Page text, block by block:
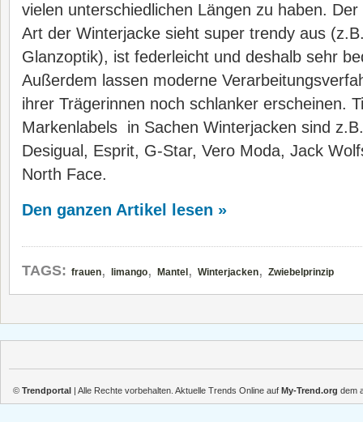
vielen unterschiedlichen Längen zu haben.
Art der Winterjacke sieht super trendy aus
Glanzoptik), ist federleicht und deshalb sehr
Außerdem lassen moderne
ihrer Trägerinnen noch schlanker erscheinen.
Markenlabels in Sachen Winterjacken sind
Desigual, Esprit, G-Star, Vero Moda, Jack
North Face.
Den ganzen Artikel lesen »
TAGS: frauen, limango, Mantel , Winterjacken, Zwiebelprinzip
© Trendportal | Alle Rechte vorbehalten. Aktuelle Trends Online auf My-Trend.org dem